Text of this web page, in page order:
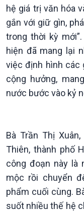
Giới thiệu
hệ giá trị văn hóa
gắn với giữ gìn,
trong thời kỳ
hiện đã mang lại
việc định hình các
cộng hưởng,
nước bước vào kỷ
Bà Trần Thị
Thiên, thành phố
công đoạn này là
mộc rồi chuyển
phẩm cuối cùng.
suốt nhiều thế hệ